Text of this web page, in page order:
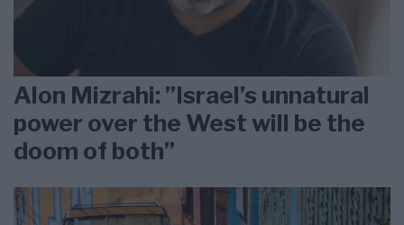
Alon Mizrahi: ”Israel’s unnatural
power over the West will be the
doom of both”